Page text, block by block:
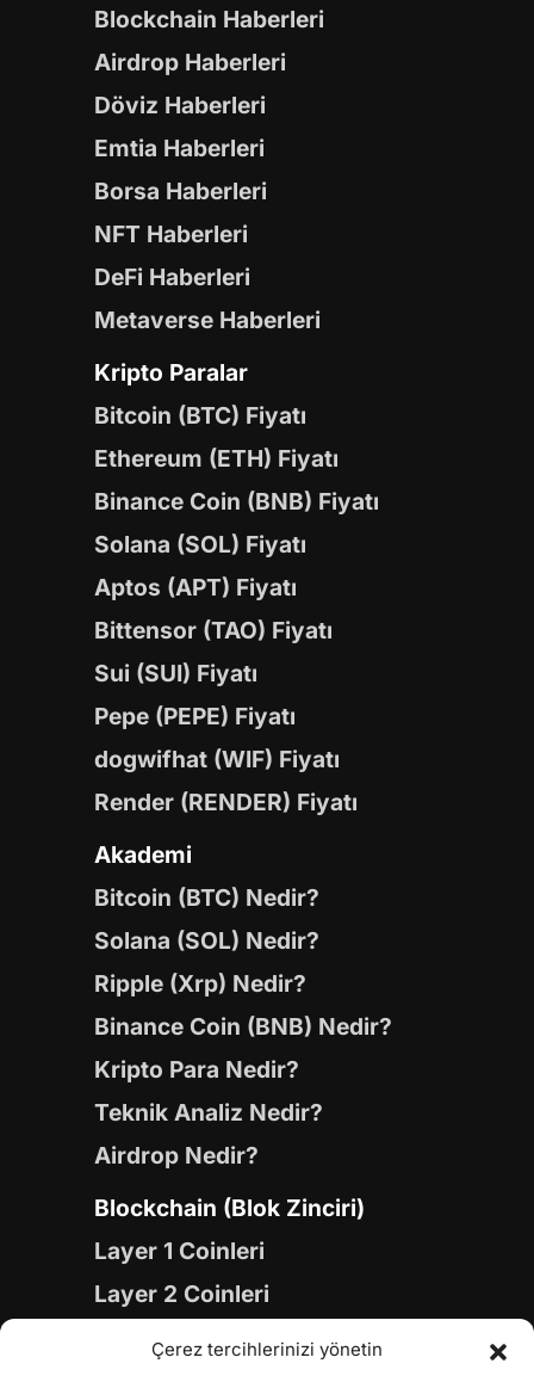
Çerez tercihlerinizi yönetin
Blockchain Haberleri
Airdrop Haberleri
Döviz Haberleri
Emtia Haberleri
Borsa Haberleri
NFT Haberleri
DeFi Haberleri
Metaverse Haberleri
Kripto Paralar
Bitcoin (BTC) Fiyatı
Ethereum (ETH) Fiyatı
Binance Coin (BNB) Fiyatı
Solana (SOL) Fiyatı
Aptos (APT) Fiyatı
Bittensor (TAO) Fiyatı
Sui (SUI) Fiyatı
Pepe (PEPE) Fiyatı
dogwifhat (WIF) Fiyatı
Render (RENDER) Fiyatı
Akademi
Bitcoin (BTC) Nedir?
Solana (SOL) Nedir?
Ripple (Xrp) Nedir?
Binance Coin (BNB) Nedir?
Kripto Para Nedir?
Teknik Analiz Nedir?
Airdrop Nedir?
Blockchain (Blok Zinciri)
Layer 1 Coinleri
Layer 2 Coinleri
Yapay Zeka (AI) Coinleri